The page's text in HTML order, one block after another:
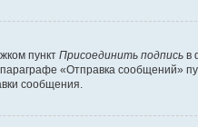
пункт Присоединить подпись в
«Отправка сообщений»
сообщения.